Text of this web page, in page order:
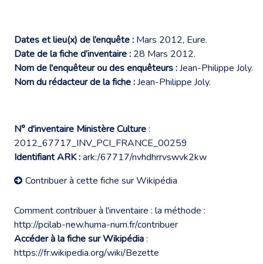
Dates et lieu(x) de l’enquête : Mars 2012, Eure.
Date de la fiche d’inventaire : 28 Mars 2012.
Nom de l'enquêteur ou des enquêteurs :Jean-Philippe Joly.
Nom du rédacteur de la fiche :Jean-Philippe Joly.
N° d'inventaire Ministère Culture:
2012_67717_INV_PCI_FRANCE_00259
Identifiant ARK :ark:/67717/nvhdhrrvswvk2kw
Contribuer à cette fiche sur Wikipédia
Comment contribuer à l'inventaire : la méthode :
http://pcilab-new.huma-num.fr/contribuer
Accéder à la fiche sur Wikipédia:
https://fr.wikipedia.org/wiki/Bezette